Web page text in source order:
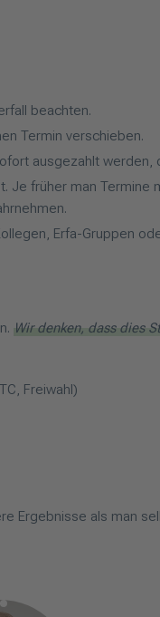
beachten.
Termin verschieben.
ausgezahlt werden,
Je früher man
Erfa-Gruppen
Wir denken, dass dies
Freiwahl)
Ergebnisse als man